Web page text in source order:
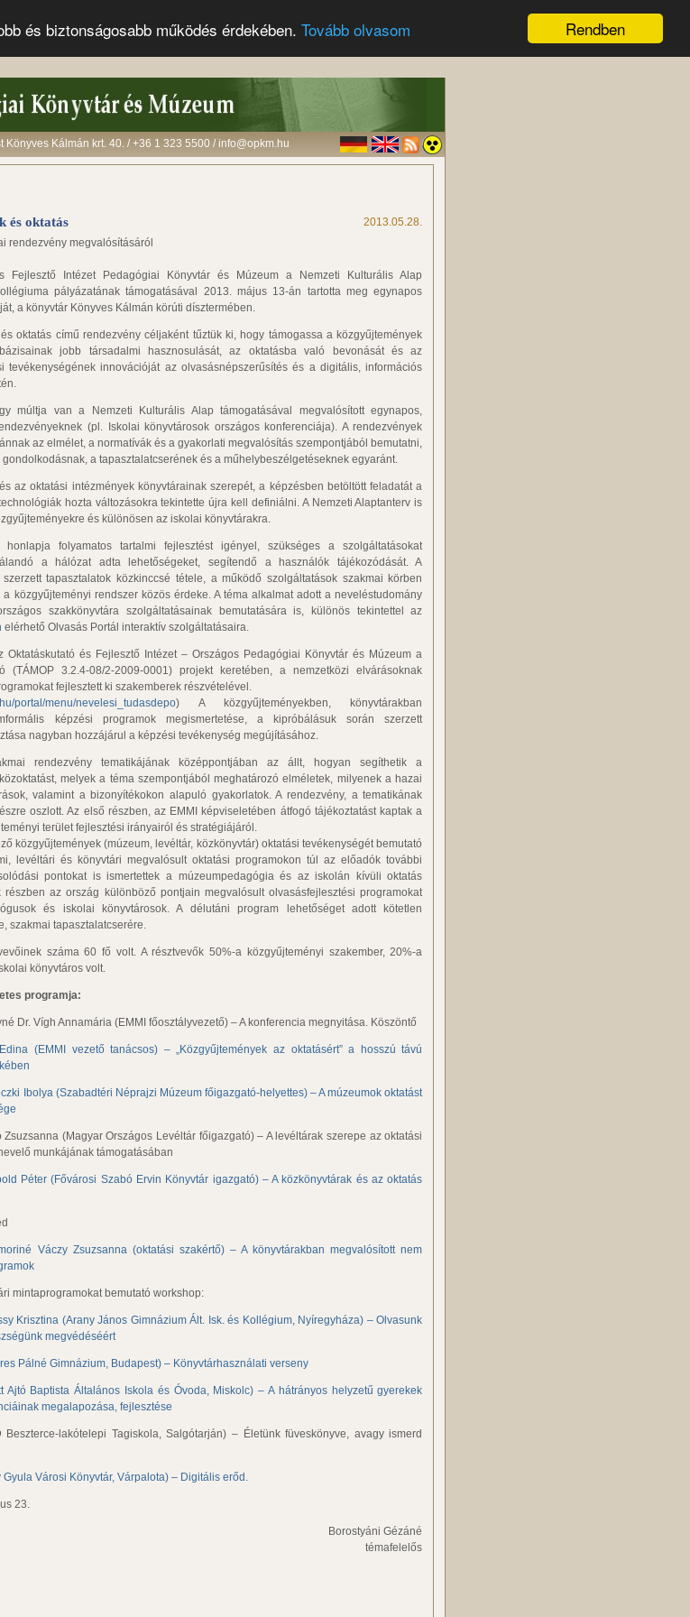
Rendben
és biztonságosabb működés érdekében. Tovább olvasom
Könyves Kálmán krt. 40. / +36 1 323 5500 / info@opkm.hu
és oktatás
2013.05.28.
rendezvény megvalósításáról
Fejlesztő Intézet Pedagógiai Könyvtár és Múzeum a Nemzeti Kulturális Alap
pályázatának támogatásával 2013. május 13-án tartotta meg egynapos
a könyvtár Könyves Kálmán körúti dísztermében.
oktatás című rendezvény céljaként tűztük ki, hogy támogassa a közgyűjtemények
jobb társadalmi hasznosulását, az oktatásba való bevonását és az
tevékenységének innovációját az olvasásnépszerűsítés és a digitális, információs
múltja van a Nemzeti Kulturális Alap támogatásával megvalósított egynapos,
(pl. Iskolai könyvtárosok országos konferenciája). A rendezvények
az elmélet, a normatívák és a gyakorlati megvalósítás szempontjából bemutatni,
gondolkodásnak, a tapasztalatcserének és a műhelybeszélgetéseknek egyaránt.
az oktatási intézmények könyvtárainak szerepét, a képzésben betöltött feladatát a
hozta változásokra tekintette újra kell definiálni. A Nemzeti Alaptanterv is
és különösen az iskolai könyvtárakra.
honlapja folyamatos tartalmi fejlesztést igényel, szükséges a szolgáltatásokat
a hálózat adta lehetőségeket, segítendő a használók tájékozódását. A
tapasztalatok közkinccsé tétele, a működő szolgáltatások szakmai körben
a közgyűjteményi rendszer közös érdeke. A téma alkalmat adott a neveléstudomány
szakkönyvtára szolgáltatásainak bemutatására is, különös tekintettel az
elérhető Olvasás Portál interaktív szolgáltatásaira.
Oktatáskutató és Fejlesztő Intézet – Országos Pedagógiai Könyvtár és Múzeum a
(TÁMOP 3.2.4-08/2-2009-0001) projekt keretében, a nemzetközi elvárásoknak
fejlesztett ki szakemberek részvételével.
portal/menu/nevelesi_tudasdepo) A közgyűjteményekben, könyvtárakban
képzési programok megismertetése, a kipróbálásuk során szerzett
nagyban hozzájárul a képzési tevékenység megújításához.
rendezvény tematikájának középpontjában az állt, hogyan segíthetik a
melyek a téma szempontjából meghatározó elméletek, milyenek a hazai
valamint a bizonyítékokon alapuló gyakorlatok. A rendezvény, a tematikának
oszlott. Az első részben, az EMMI képviseletében átfogó tájékoztatást kaptak a
terület fejlesztési irányairól és stratégiájáról.
közgyűjtemények (múzeum, levéltár, közkönyvtár) oktatási tevékenységét bemutató
levéltári és könyvtári megvalósult oktatási programokon túl az előadók további
pontokat is ismertettek a múzeumpedagógia és az iskolán kívüli oktatás
részben az ország különböző pontjain megvalósult olvasásfejlesztési programokat
és iskolai könyvtárosok. A délutáni program lehetőséget adott kötetlen
szakmai tapasztalatcserére.
száma 60 fő volt. A résztvevők 50%-a közgyűjteményi szakember, 20%-a
könyvtáros volt.
programja:
Dr. Vígh Annamária (EMMI főosztályvezető) – A konferencia megnyitása. Köszöntő
(EMMI vezető tanácsos) – „Közgyűjtemények az oktatásért” a hosszú távú
Ibolya (Szabadtéri Néprajzi Múzeum főigazgató-helyettes) – A múzeumok oktatást
Zsuzsanna (Magyar Országos Levéltár főigazgató) – A levéltárak szerepe az oktatási
munkájának támogatásában
Péter (Fővárosi Szabó Ervin Könyvtár igazgató) – A közkönyvtárak és az oktatás
Váczy Zsuzsanna (oktatási szakértő) – A könyvtárakban megvalósított nem
mintaprogramokat bemutató workshop:
Krisztina (Arany János Gimnázium Ált. Isk. és Kollégium, Nyíregyháza) – Olvasunk
megvédéséért
Pálné Gimnázium, Budapest) – Könyvtárhasználati verseny
Ajtó Baptista Általános Iskola és Óvoda, Miskolc) – A hátrányos helyzetű gyerekek
megalapozása, fejlesztése
Beszterce-lakótelepi Tagiskola, Salgótarján) – Életünk füveskönyve, avagy ismerd
Gyula Városi Könyvtár, Várpalota) – Digitális erőd.
23.
Borostyáni Gézáné
témafelelős